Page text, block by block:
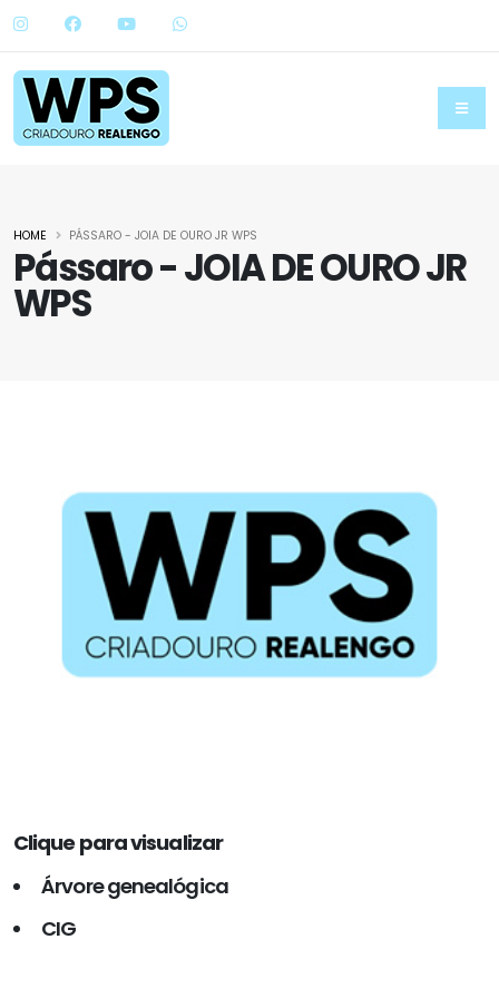
Pássaro - JOIA DE OURO JR
WPS
HOME PÁSSARO - JOIA DE OURO JR WPS
Clique para visualizar
Árvore genealógica
CIG